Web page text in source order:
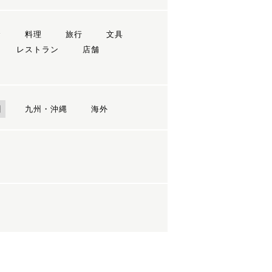
料理 旅行
文具
レストラン
店舗
九州・沖縄 海外